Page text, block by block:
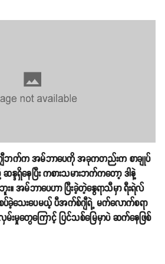
ျီဘက်က အမ်ဘာပေကို အခုကတည်းက စာချုပ်
ဒရှိနေပြီး ကစားသမားဘက်ကတော့ ဒါနဲ့
။ အမ်ဘာပေဟာ ပြီးခဲ့တဲ့နွေရာသီမှာ ရီးရဲလ်
စပ်ခဲ့သေးပေမယ့် ပီအက်စ်ဂျီရဲ့ မက်လောက်စရာ
းမှုတွေကြောင့် ပြင်သစ်မြေမှာပဲ ဆက်နေဖြစ်